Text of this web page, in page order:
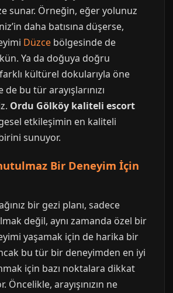
sunar. Örneğin, eğer yolunuz
daha batısına düşerse,
Düzce bölgesinde de
Ya da doğuya doğru
kültürel dokularıyla öne
bu tür arayışlarınızı
Ordu Gölköy kaliteli escort
etkileşimin en kaliteli
sunuyor.
Bir Deneyim İçin
bir gezi planı, sadece
değil, aynı zamanda özel bir
yaşamak için de harika bir
bu tür bir deneyimden en iyi
için bazı noktalara dikkat
Öncelikle, arayışınızın ne